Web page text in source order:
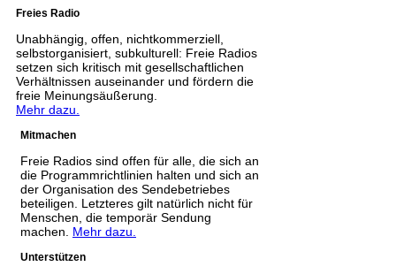
Freies Radio
Unabhängig, offen, nichtkommerziell,
selbstorganisiert, subkulturell: Freie Radios
setzen sich kritisch mit gesellschaftlichen
Verhältnissen auseinander und fördern die
freie Meinungsäußerung.
Mehr dazu.
Mitmachen
Freie Radios sind offen für alle, die sich an
die Programmrichtlinien halten und sich an
der Organisation des Sendebetriebes
beteiligen. Letzteres gilt natürlich nicht für
Menschen, die temporär Sendung
machen. Mehr dazu.
Unterstützen